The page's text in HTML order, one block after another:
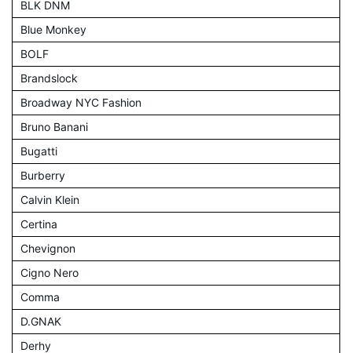
BLK DNM
Blue Monkey
BOLF
Brandslock
Broadway NYC Fashion
Bruno Banani
Bugatti
Burberry
Calvin Klein
Certina
Chevignon
Cigno Nero
Comma
D.GNAK
Derhy